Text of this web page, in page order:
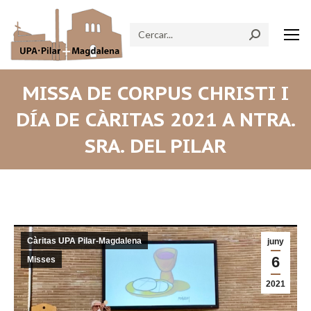
Search:
MISSA DE CORPUS CHRISTI I
DÍA DE CÀRITAS 2021 A NTRA.
SRA. DEL PILAR
juny
6
2021
Càritas UPA Pilar-Magdalena
Misses